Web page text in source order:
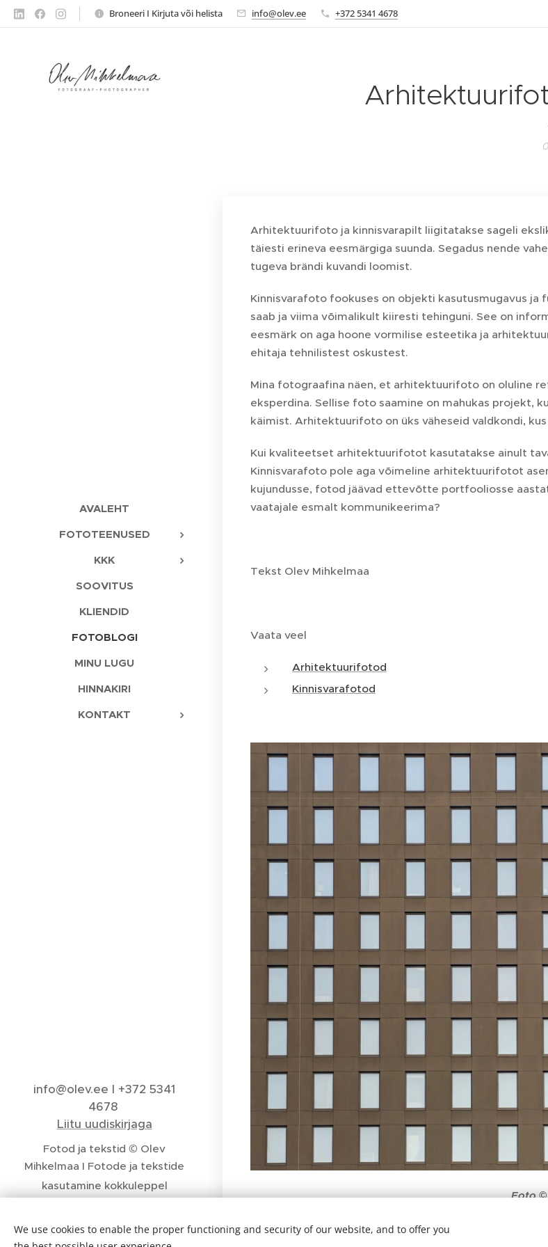
Broneeri I Kirjuta või helista info@olev.ee +372 5341 4678
AVALEHT
FOTOTEENUSED
KKK
SOOVITUS
KLIENDID
FOTOBLOGI
MINU LUGU
HINNAKIRI
KONTAKT
Arhitektuurifoto ja kinnisvarapilt liigitatakse sageli
täiesti erineva eesmärgiga suunda. Segadus nende
tugeva brändi kuvandi loomist.
Kinnisvarafoto fookuses on objekti kasutusmugavus ja
saab ja viima võimalikult kiiresti tehinguni. See on
eesmärk on aga hoone vormilise esteetika ja
ehitaja tehnilistest oskustest.
Mina fotograafina näen, et arhitektuurifoto on oluline
eksperdina. Sellise foto saamine on mahukas projekt,
käimist. Arhitektuurifoto on üks väheseid valdkondi,
Kui kvaliteetset arhitektuurifotot kasutatakse ainult
Kinnisvarafoto pole aga võimeline arhitektuurifotot
kujundusse, fotod jäävad ettevõtte portfooliosse
vaatajale esmalt kommunikeerima?
Tekst Olev Mihkelmaa
Vaata veel
Arhitektuurifotod
Kinnisvarafotod
Foto ©
info@olev.ee I +372 5341
4678
Liitu uudiskirjaga
Fotod ja tekstid © Olev
Mihkelmaa I Fotode ja tekstide
kasutamine kokkuleppel
kasutada, kirjuta info@olev.ee
We use cookies to enable the proper functioning and security of our website, and to offer you